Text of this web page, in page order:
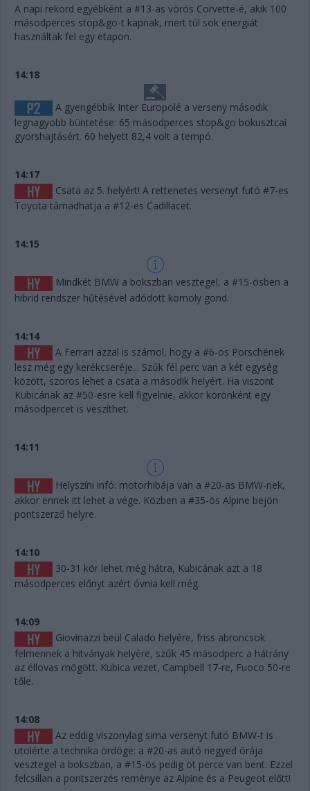
A napi rekord egyébként a #13-as vörös Corvette-é, akik 100
másodperces stop&go-t kapnak, mert túl sok energiát
használtak fel egy etapon.
14:18
A gyengébbik Inter Europolé a verseny második
legnagyobb büntetése: 65 másodperces stop&go bokusztcai
gyorshajtásért. 60 helyett 82,4 volt a tempó.
14:17
Csata az 5. helyért! A rettenetes versenyt futó #7-es
Toyota támadhatja a #12-es Cadillacet.
14:15
Mindkét BMW a bokszban vesztegel, a #15-ösben a
hibrid rendszer hűtésével adódott komoly gond.
14:14
A Ferrari azzal is számol, hogy a #6-os Porschének
lesz még egy kerékcseréje... Szűk fél perc van a két egység
között, szoros lehet a csata a második helyért. Ha viszont
Kubicának az #50-esre kell figyelnie, akkor körönként egy
másodpercet is veszíthet.
14:11
Helyszíni infó: motorhibája van a #20-as BMW-nek,
akkor ennek itt lehet a vége. Közben a #35-ös Alpine bejön
pontszerző helyre.
14:10
30-31 kör lehet még hátra, Kubicának azt a 18
másodperces előnyt azért óvnia kell még.
14:09
Giovinazzi beül Calado helyére, friss abroncsok
felmennek a hitványak helyére, szűk 45 másodperc a hátrány
az éllovas mögött. Kubica vezet, Campbell 17-re, Fuoco 50-re
tőle.
14:08
Az eddig viszonylag sima versenyt futó BMW-t is
utolérte a technika ördöge: a #20-as autó negyed órája
vesztegel a bokszban, a #15-ös pedig öt perce van bent. Ezzel
felcsillan a pontszerzés reménye az Alpine és a Peugeot előtt!